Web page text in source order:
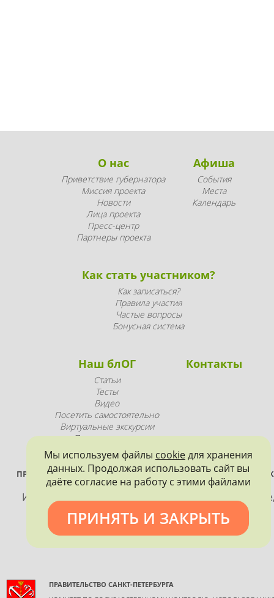
О нас
Приветствие губернатора
Миссия проекта
Новости
Лица проекта
Пресс-центр
Партнеры проекта
Афиша
События
Места
Календарь
Как стать участником?
Как записаться?
Правила участия
Частые вопросы
Бонусная система
Наш блОГ
Статьи
Тесты
Видео
Посетить самостоятельно
Виртуальные экскурсии
Промопродукция
Контакты
ПРОЕКТ РЕАЛИЗУЕТСЯ ПРИ ПОДДЕРЖКЕ ПРАВИТЕЛЬСТВА
ПЕТЕРБУРГА
Использование материалов, размещенных на
допускается только с согласия правообладателя и
обязательной ссылкой на источник информации.
ПРАВИТЕЛЬСТВО САНКТ-ПЕТЕРБУРГА
Мы используем файлы cookieдля хранения
данных. Продолжая использовать сайт вы
даёте согласие на работу с этими файлами
ПРИНЯТЬ И ЗАКРЫТЬ